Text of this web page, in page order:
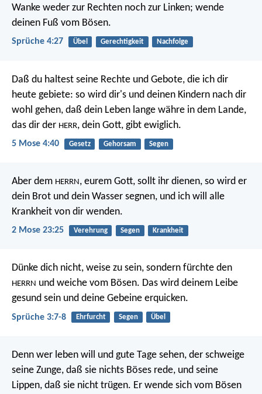
Wanke weder zur Rechten noch zur Linken; wende
deinen Fuß vom Bösen.
Sprüche 4:27 Übel Gerechtigkeit Nachfolge
Daß du haltest seine Rechte und Gebote, die ich dir
heute gebiete: so wird dir's und deinen Kindern nach dir
wohl gehen, daß dein Leben lange währe in dem Lande,
das dir der HERR, dein Gott, gibt ewiglich.
5 Mose 4:40 Gesetz Gehorsam Segen
Aber dem HERRN, eurem Gott, sollt ihr dienen, so wird er
dein Brot und dein Wasser segnen, und ich will alle
Krankheit von dir wenden.
2 Mose 23:25 Verehrung Segen Krankheit
Dünke dich nicht, weise zu sein, sondern fürchte den
HERRN und weiche vom Bösen. Das wird deinem Leibe
gesund sein und deine Gebeine erquicken.
Sprüche 3:7-8 Ehrfurcht Segen Übel
Denn wer leben will und gute Tage sehen, der schweige
seine Zunge, daß sie nichts Böses rede, und seine
Lippen, daß sie nicht trügen. Er wende sich vom Bösen